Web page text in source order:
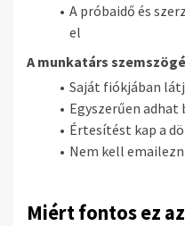
A próbaidő és
el
A munkatárs
Saját fiókjában
Egyszerűen adhat
Értesítést kap a
Nem kell
Miért fontos ez